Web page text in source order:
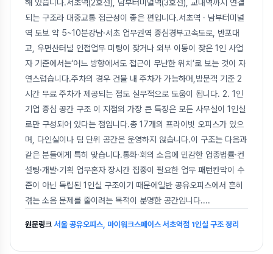
해 있습니다.서초역(2호선), 남부터미널역(3호선), 교대역까지 연결
되는 구조라 대중교통 접근성이 좋은 편입니다.서초역 · 남부터미널
역 도보 약 5~10분강남·서초 업무권역 중심경부고속도로, 반포대
교, 우면산터널 인접업무 미팅이 잦거나 외부 이동이 잦은 1인 사업
자 기준에서는‘어느 방향에서도 접근이 무난한 위치’로 보는 것이 자
연스럽습니다.주차의 경우 건물 내 주차가 가능하며,방문객 기준 2
시간 무료 주차가 제공되는 점도 실무적으로 도움이 됩니다. 2. 1인
기업 중심 공간 구조 이 지점의 가장 큰 특징은 모든 사무실이 1인실
로만 구성되어 있다는 점입니다.총 17개의 프라이빗 오피스가 있으
며, 다인실이나 팀 단위 공간은 운영하지 않습니다.이 구조는 다음과
같은 분들에게 특히 맞습니다.통화·회의 소음에 민감한 업종법률·컨
설팅·개발·기획 업무혼자 장시간 집중이 필요한 업무 패턴칸막이 수
준이 아닌 독립된 1인실 구조이기 때문에일반 공유오피스에서 흔히
겪는 소음 문제를 줄이려는 목적이 분명한 공간입니다....
원문링크 서울 공유오피스, 마이워크스페이스 서초역점 1인실 구조 정리